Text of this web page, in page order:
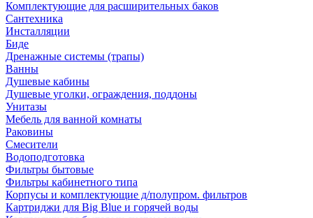
Комплектующие для расширительных баков
Сантехника
Инсталляции
Биде
Дренажные системы (трапы)
Ванны
Душевые кабины
Душевые уголки, ограждения, поддоны
Унитазы
Мебель для ванной комнаты
Раковины
Смесители
Водоподготовка
Фильтры бытовые
Фильтры кабинетного типа
Корпусы и комплектующие д/полупром. фильтров
Картриджи для Big Blue и горячей воды